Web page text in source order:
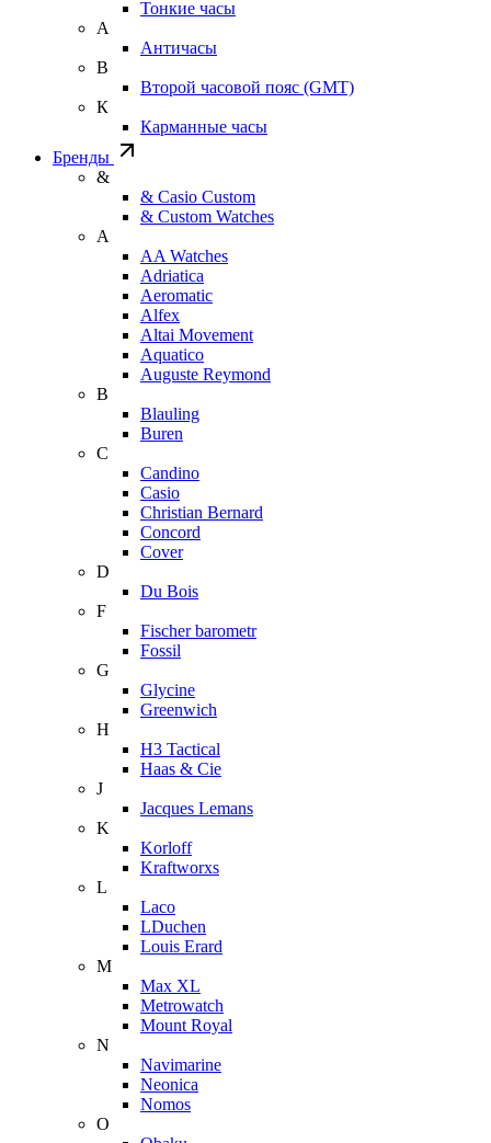
Тонкие часы
А
Античасы
В
Второй часовой пояс (GMT)
К
Карманные часы
Бренды
&
& Casio Custom
& Custom Watches
A
AA Watches
Adriatica
Aeromatic
Alfex
Altai Movement
Aquatico
Auguste Reymond
B
Blauling
Buren
C
Candino
Casio
Christian Bernard
Concord
Cover
D
Du Bois
F
Fischer barometr
Fossil
G
Glycine
Greenwich
H
H3 Tactical
Haas & Cie
J
Jacques Lemans
K
Korloff
Kraftworxs
L
Laco
LDuchen
Louis Erard
M
Max XL
Metrowatch
Mount Royal
N
Navimarine
Neonica
Nomos
O